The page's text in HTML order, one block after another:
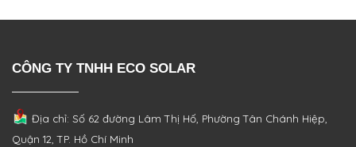
CÔNG TY TNHH ECO SOLAR
Địa chỉ: Số 62 đường Lâm Thị Hố, PhườngTân Chánh Hiệp,
Quận 12, TP. Hồ Chí Minh